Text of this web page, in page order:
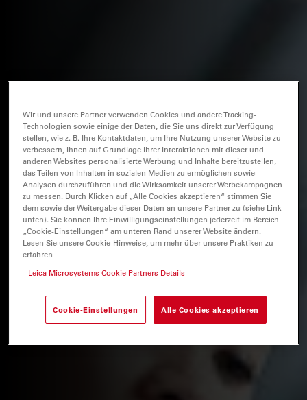
Wir und unsere Partner verwenden Cookies und andere Tracking-
Technologien sowie einige der Daten, die Sie uns direkt zur Verfügung
stellen, wie z. B. Ihre Kontaktdaten, um Ihre Nutzung unserer Website zu
verbessern, Ihnen auf Grundlage Ihrer Interaktionen mit dieser und
anderen Websites personalisierte Werbung und Inhalte bereitzustellen,
das Teilen von Inhalten in sozialen Medien zu ermöglichen sowie
Analysen durchzuführen und die Wirksamkeit unserer Werbekampagnen
zu messen. Durch Klicken auf „Alle Cookies akzeptieren“ stimmen Sie
dem sowie der Weitergabe dieser Daten an unsere Partner zu (siehe Link
unten). Sie können Ihre Einwilligungseinstellungen jederzeit im Bereich
„Cookie-Einstellungen“ am unteren Rand unserer Website ändern.
Lesen Sie unsere Cookie-Hinweise, um mehr über unsere Praktiken zu
erfahren
Leica Microsystems Cookie Partners Details
Cookie-Einstellungen Alle Cookies akzeptieren